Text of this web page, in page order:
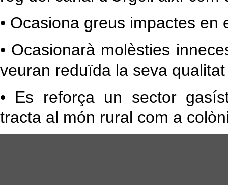
• Ocasiona greus impactes en
• Ocasionarà molèsties
veuran reduïda la seva
• Es reforça un sector
tracta al món rural com a